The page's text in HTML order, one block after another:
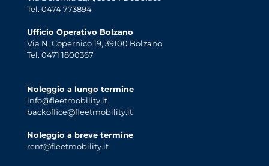
Tel. 0474 773894
Ufficio Operativo Bolzano
Via N. Copernico 19, 39100 Bolzano
Tel. 0471 1800367
Noleggio a lungo termine
info@fleetmobility.it
backoffice@fleetmobility.it
Noleggio a breve termine
rent@fleetmobility.it